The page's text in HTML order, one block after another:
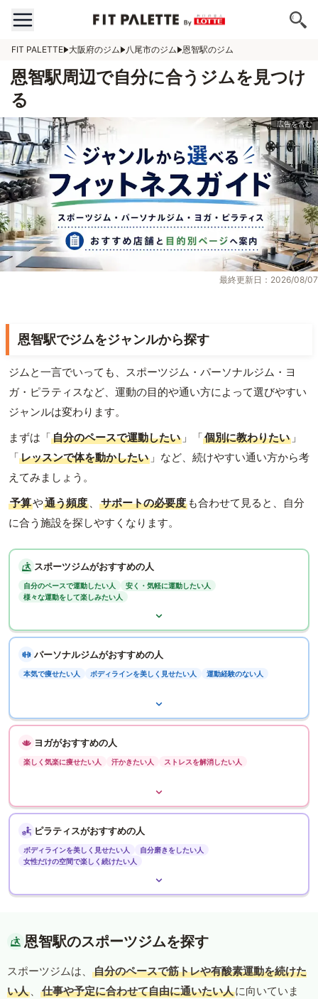
FIT PALETTE 大阪府のジム 八尾市のジム 恩智駅のジム
恩智駅周辺で自分に合うジムを見つけ
る
最終更新日：2026/08/07
恩智駅でジムをジャンルから探す
ジムと一言でいっても、スポーツジム・パーソナルジム・ヨ
ガ・ピラティスなど、運動の目的や通い方によって選びやすい
ジャンルは変わります。
まずは「自分のペースで運動したい 」「個別に教わりたい 」
「レッスンで体を動かしたい 」など、続けやすい通い方から考
えてみましょう。
予算や通う頻度 、 サポートの必要度 も合わせて見ると、自分
に合う施設を探しやすくなります。
スポーツジムがおすすめの人
自分のペースで運動したい人
安く・気軽に運動したい人
様々な運動をして楽しみたい人
パーソナルジムがおすすめの人
本気で痩せたい人 ボディラインを美しく見せたい人 運動経験のない人
ヨガがおすすめの人
楽しく気楽に痩せたい人 汗かきたい人 ストレスを解消したい人
ピラティスがおすすめの人
ボディラインを美しく見せたい人
自分磨きをしたい人
女性だけの空間で楽しく続けたい人
恩智駅のスポーツジムを探す
スポーツジムは、
自分のペースで筋トレや有酸素運動を続けた
い人 、 仕事や予定に合わせて自由に通いたい人に向いていま